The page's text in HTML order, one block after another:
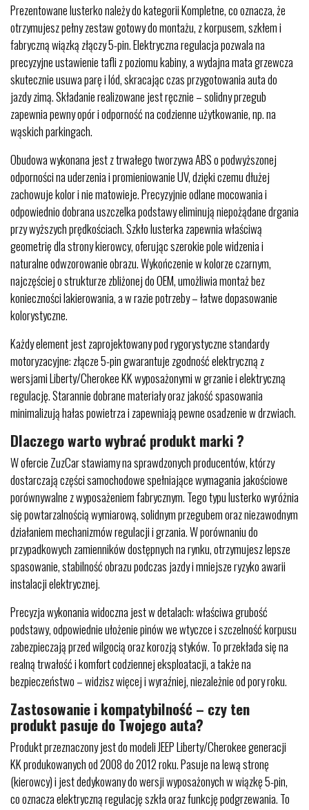
Prezentowane lusterko należy do kategorii Kompletne, co oznacza, że
otrzymujesz pełny zestaw gotowy do montażu, z korpusem, szkłem i
fabryczną wiązką złączy 5-pin. Elektryczna regulacja pozwala na
precyzyjne ustawienie tafli z poziomu kabiny, a wydajna mata grzewcza
skutecznie usuwa parę i lód, skracając czas przygotowania auta do
jazdy zimą. Składanie realizowane jest ręcznie – solidny przegub
zapewnia pewny opór i odporność na codzienne użytkowanie, np. na
wąskich parkingach.
Obudowa wykonana jest z trwałego tworzywa ABS o podwyższonej
odporności na uderzenia i promieniowanie UV, dzięki czemu dłużej
zachowuje kolor i nie matowieje. Precyzyjnie odlane mocowania i
odpowiednio dobrana uszczelka podstawy eliminują niepożądane drgania
przy wyższych prędkościach. Szkło lusterka zapewnia właściwą
geometrię dla strony kierowcy, oferując szerokie pole widzenia i
naturalne odwzorowanie obrazu. Wykończenie w kolorze czarnym,
najczęściej o strukturze zbliżonej do OEM, umożliwia montaż bez
konieczności lakierowania, a w razie potrzeby – łatwe dopasowanie
kolorystyczne.
Każdy element jest zaprojektowany pod rygorystyczne standardy
motoryzacyjne: złącze 5-pin gwarantuje zgodność elektryczną z
wersjami Liberty/Cherokee KK wyposażonymi w grzanie i elektryczną
regulację. Starannie dobrane materiały oraz jakość spasowania
minimalizują hałas powietrza i zapewniają pewne osadzenie w drzwiach.
Dlaczego warto wybrać produkt marki ?
W ofercie ZuzCar stawiamy na sprawdzonych producentów, którzy
dostarczają części samochodowe spełniające wymagania jakościowe
porównywalne z wyposażeniem fabrycznym. Tego typu lusterko wyróżnia
się powtarzalnością wymiarową, solidnym przegubem oraz niezawodnym
działaniem mechanizmów regulacji i grzania. W porównaniu do
przypadkowych zamienników dostępnych na rynku, otrzymujesz lepsze
spasowanie, stabilność obrazu podczas jazdy i mniejsze ryzyko awarii
instalacji elektrycznej.
Precyzja wykonania widoczna jest w detalach: właściwa grubość
podstawy, odpowiednie ułożenie pinów we wtyczce i szczelność korpusu
zabezpieczają przed wilgocią oraz korozją styków. To przekłada się na
realną trwałość i komfort codziennej eksploatacji, a także na
bezpieczeństwo – widzisz więcej i wyraźniej, niezależnie od pory roku.
Zastosowanie i kompatybilność – czy ten
produkt pasuje do Twojego auta?
Produkt przeznaczony jest do modeli JEEP Liberty/Cherokee generacji
KK produkowanych od 2008 do 2012 roku. Pasuje na lewą stronę
(kierowcy) i jest dedykowany do wersji wyposażonych w wiązkę 5-pin,
co oznacza elektryczną regulację szkła oraz funkcję podgrzewania. To